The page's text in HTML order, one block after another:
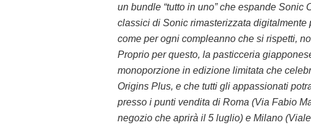
un bundle “tutto in uno” che espande
classici di Sonic rimasterizzata
come per ogni compleanno che si rispetti,
Proprio per questo, la pasticceria
monoporzione in edizione limitata che
Origins Plus, e che tutti gli appassionati
presso i punti vendita di Roma (Via Fabio
negozio che aprirà il 5 luglio) e Milano